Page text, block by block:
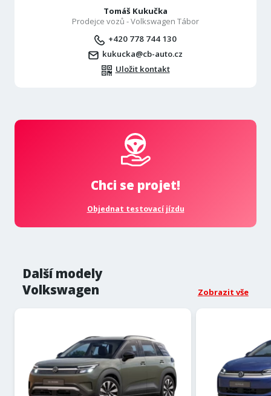
Tomáš Kukučka
Prodejce vozů - Volkswagen Tábor
+420 778 744 130
kukucka@cb-auto.cz
Uložit kontakt
Chci se projet!
Objednat testovací jízdu
Další modely
Volkswagen
Zobrazit vše